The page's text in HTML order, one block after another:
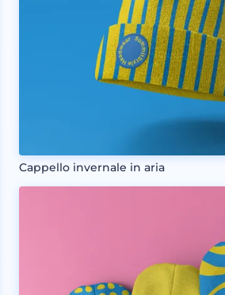
Cappello invernale in aria